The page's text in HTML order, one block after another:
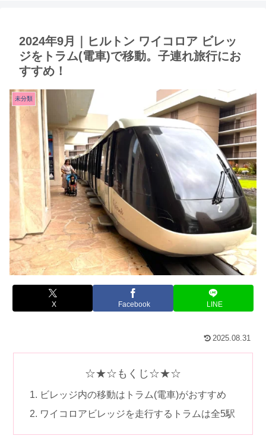
2024年9月｜ヒルトン ワイコロア ビレッ
ジをトラム(電車)で移動。子連れ旅行にお
すすめ！
未分類
X Facebook LINE
2025.08.31
☆★☆もくじ☆★☆
ビレッジ内の移動はトラム(電車)がおすすめ
ワイコロアビレッジを走行するトラムは全5駅